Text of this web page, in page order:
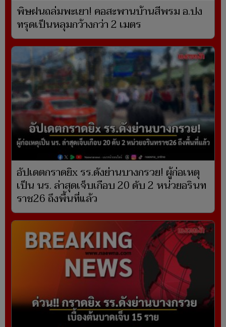
พิษฝนถล่มพะเยา! คอสะพานบ้านสีพรม อ.ปง
ทรุดเป็นหลุมกว้างกว่า 2 เมตร
อัปเดตกราดยิx รร.ดังย่านบางกรวย! ผู้ก่อเหตุ
เป็น นร. ล่าสุดเจ็บเกือบ 20 ดับ 2 หน่วยอรินท
ราช26 ถึงพื้นที่แล้ว